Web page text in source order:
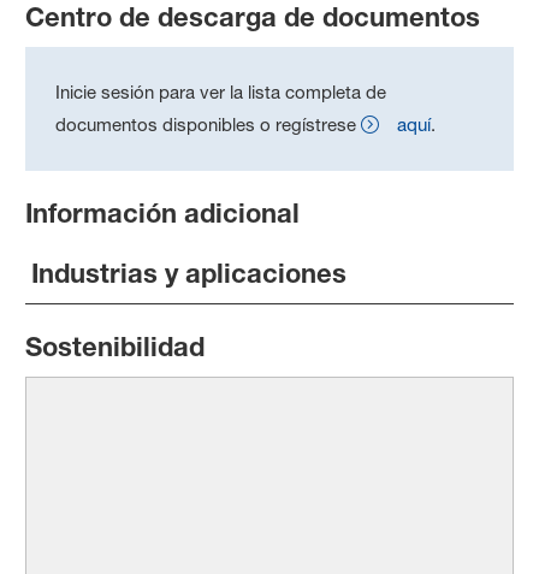
Centro de descarga de documentos
Inicie sesión para ver la lista completa de
documentos disponibles o regístrese
aquí.
Información adicional
Industrias y aplicaciones
Sostenibilidad